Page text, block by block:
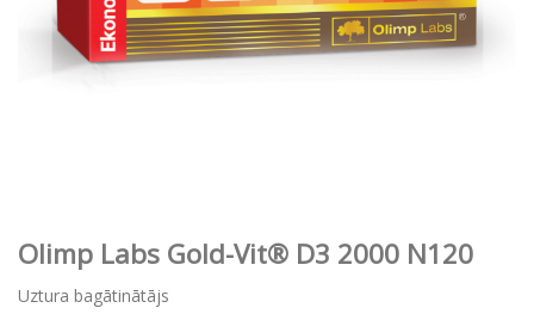
Olimp Labs Gold-Vit® D3 2000 N120
Uztura bagātinātājs